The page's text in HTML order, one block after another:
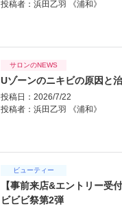
投稿者： 浜田乙羽 《浦和》
サロンのNEWS
Uゾーンのニキビの原因と
投稿日：2026/7/22
投稿者： 浜田乙羽 《浦和》
ビューティー
【事前来店&エントリー受
ビビビ祭第2弾